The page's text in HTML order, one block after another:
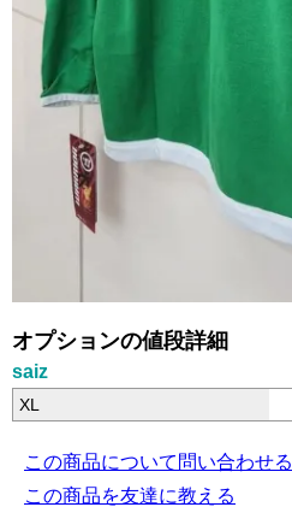
オプションの値段詳細
saiz
XL
この商品について問い合わせる
この商品を友達に教える